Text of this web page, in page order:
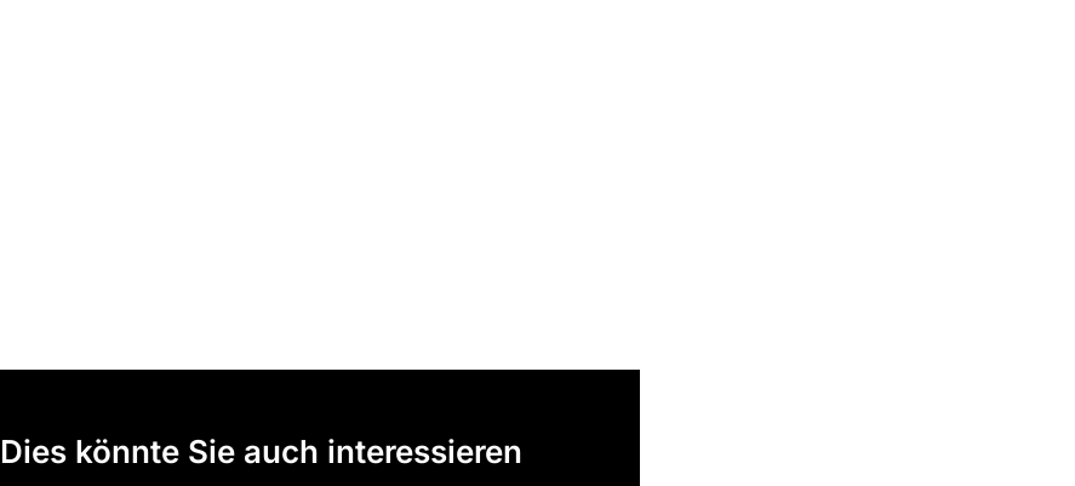
Dies könnte Sie auch interessieren